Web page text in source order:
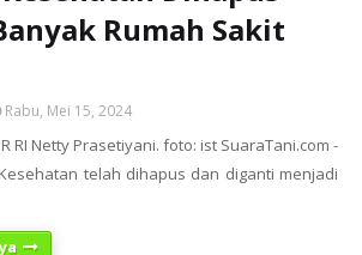
Rumah Sakit
Rabu, Mei 15, 2024
RI Netty Prasetiyani. foto: ist SuaraTani.com -
telah dihapus dan diganti menjadi